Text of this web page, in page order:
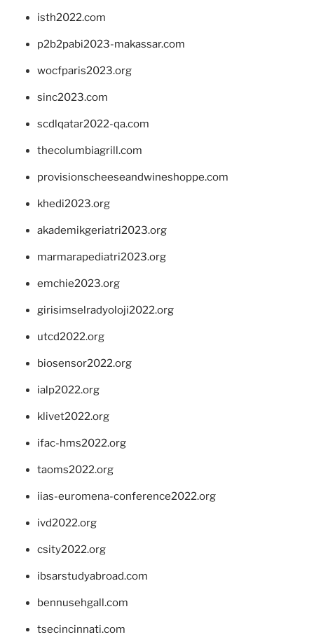
isth2022.com
p2b2pabi2023-makassar.com
wocfparis2023.org
sinc2023.com
scdlqatar2022-qa.com
thecolumbiagrill.com
provisionscheeseandwineshoppe.com
khedi2023.org
akademikgeriatri2023.org
marmarapediatri2023.org
emchie2023.org
girisimselradyoloji2022.org
utcd2022.org
biosensor2022.org
ialp2022.org
klivet2022.org
ifac-hms2022.org
taoms2022.org
iias-euromena-conference2022.org
ivd2022.org
csity2022.org
ibsarstudyabroad.com
bennusehgall.com
tsecincinnati.com